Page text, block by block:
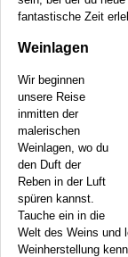
fantastische Zeit
Weinlagen
Wir beginnen
unsere Reise
inmitten der
malerischen
Weinlagen, wo du
den Duft der
Reben in der Luft
spüren kannst.
Tauche ein in die
Welt des Weins und
Weinherstellung